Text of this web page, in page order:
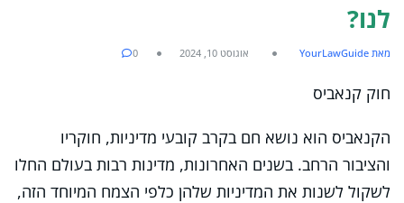
לנו?
מאת YourLawGuide אוגוסט 10, 2024 0
חוק קנאביס
הקנאביס הוא נושא חם בקרב קובעי מדיניות, חוקריו
והציבור הרחב. בשנים האחרונות, מדינות רבות בעולם החלו
לשקול לשנות את המדיניות שלהן כלפי הצמח המיוחד הזה,